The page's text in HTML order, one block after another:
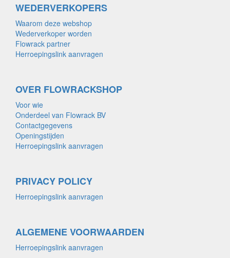
WEDERVERKOPERS
Waarom deze webshop
Wederverkoper worden
Flowrack partner
Herroepingslink aanvragen
OVER FLOWRACKSHOP
Voor wie
Onderdeel van Flowrack BV
Contactgegevens
Openingstijden
Herroepingslink aanvragen
PRIVACY POLICY
Herroepingslink aanvragen
ALGEMENE VOORWAARDEN
Herroepingslink aanvragen